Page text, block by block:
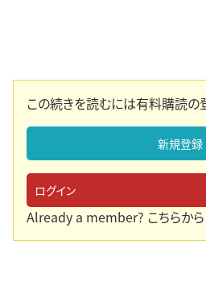
この続きを読むには有料購読の
新規登録
ログイン
Already a member? こちらか